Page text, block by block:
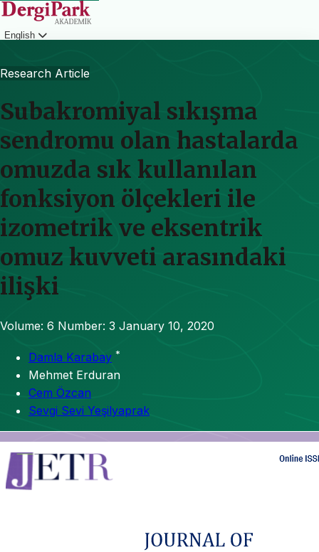
English
Research Article
Subakromiyal sıkışma
sendromu olan hastalarda
omuzda sık kullanılan
fonksiyon ölçekleri ile
izometrik ve eksentrik
omuz kuvveti arasındaki
ilişki
Volume: 6 Number: 3 January 10, 2020
Damla Karabay *
Mehmet Erduran
Cem Özcan
Sevgi Sevi Yeşilyaprak